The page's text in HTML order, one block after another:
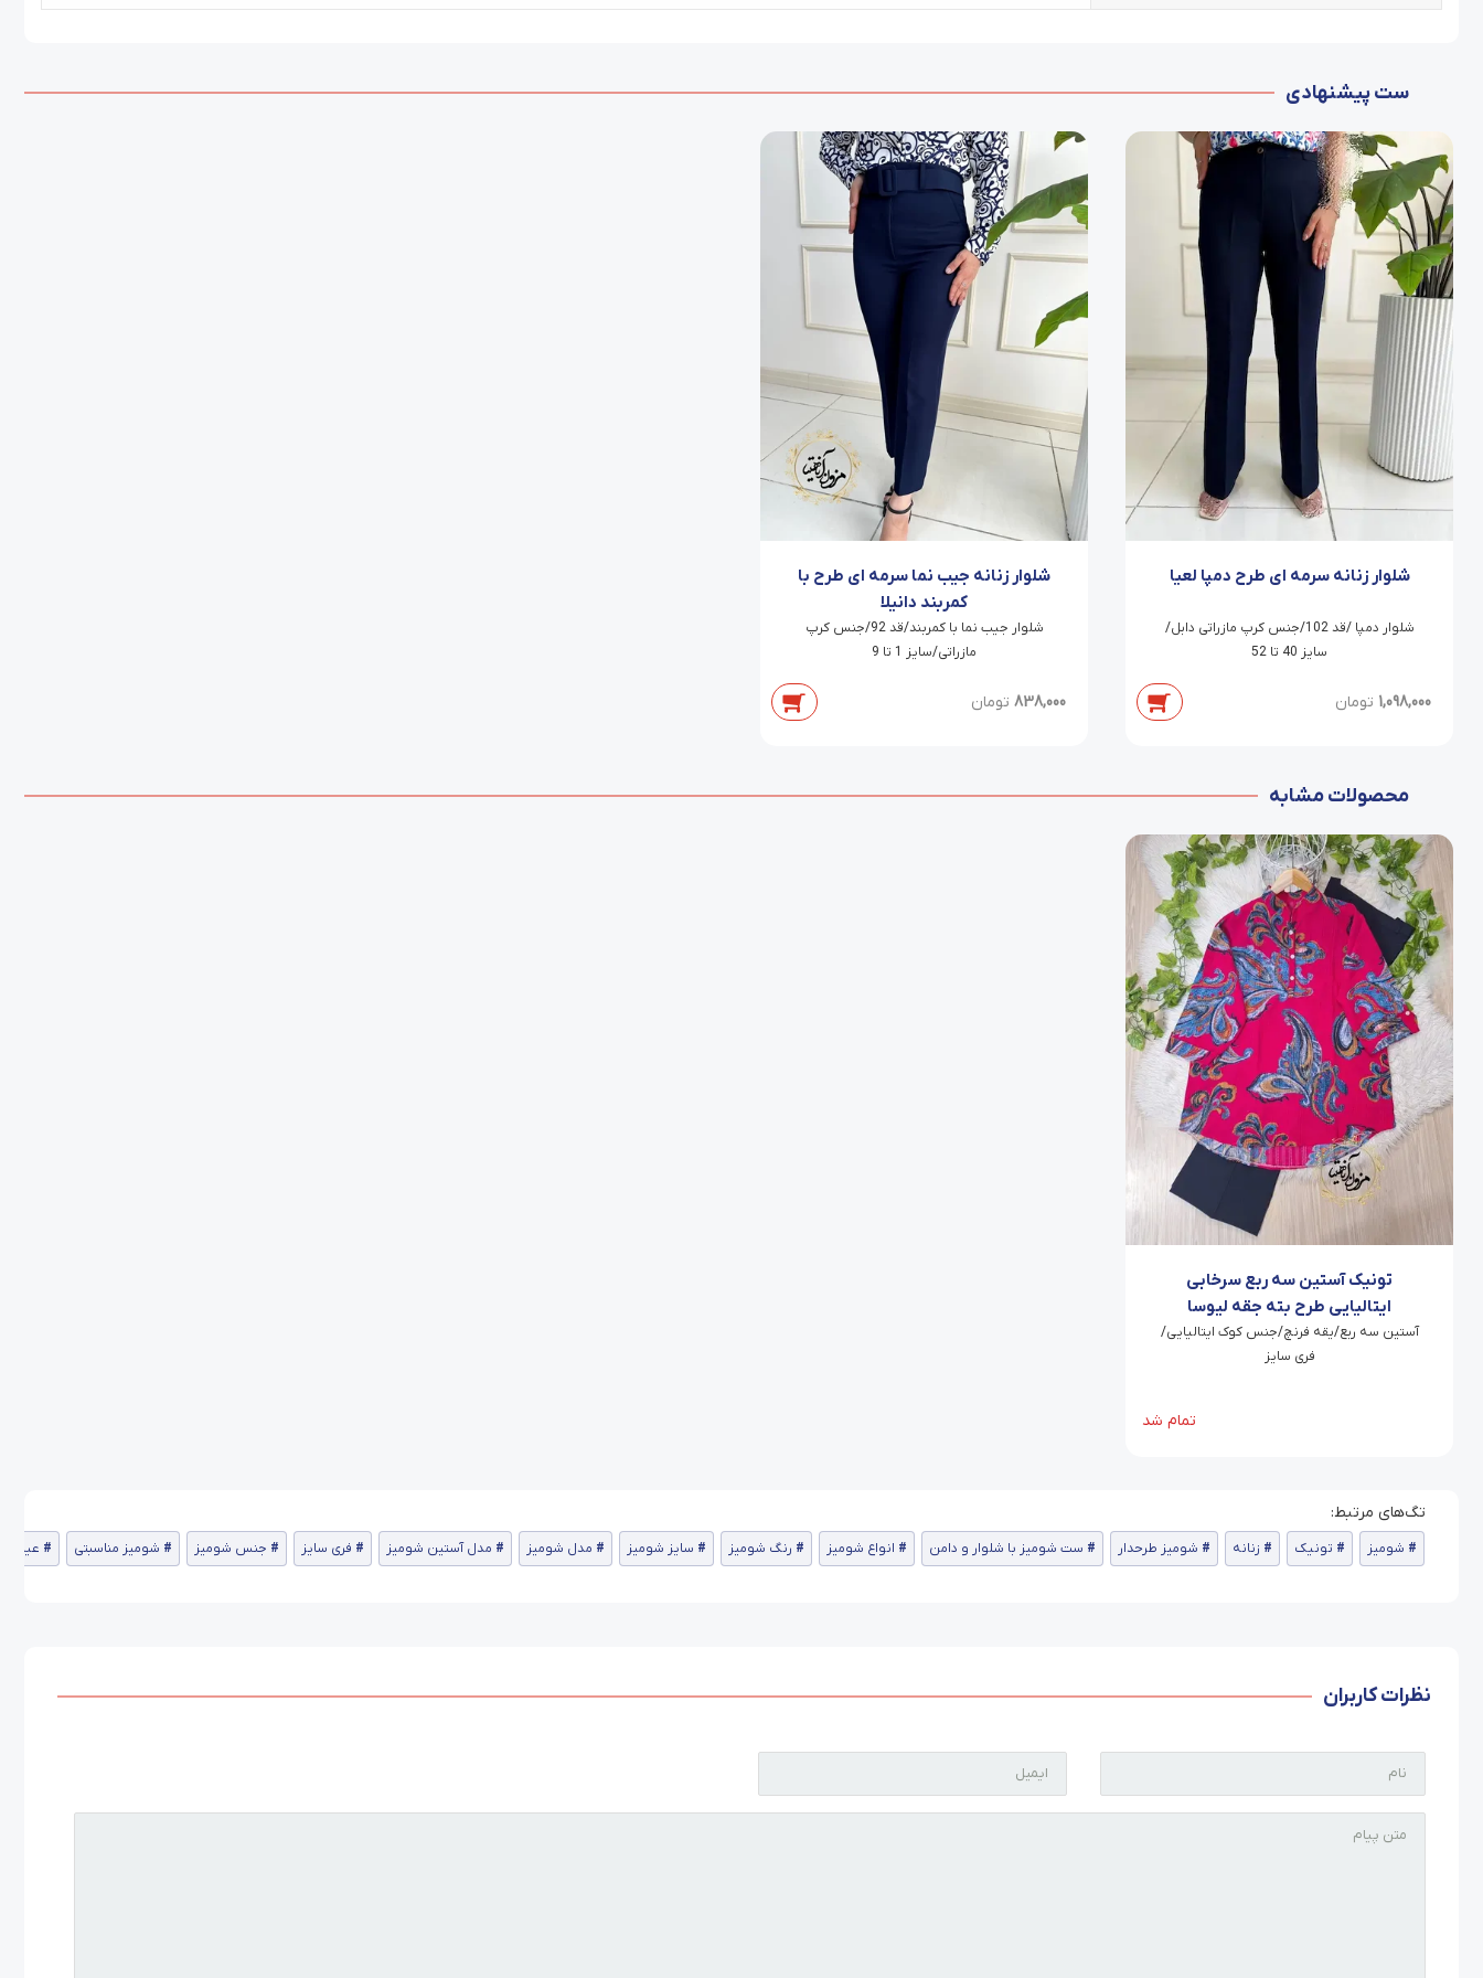
ست پیشنهادی
شلوار زنانه سرمه ای طرح دمپا لعیا
شلوار دمپا /قد 102/جنس کرپ مازراتی دابل/
سایز 40 تا 52
1,098,000 تومان
شلوار زنانه جیب نما سرمه ای طرح با
کمربند دانیلا
شلوار جیب نما با کمربند/قد 92/جنس کرپ
مازراتی/سایز 1 تا 9
838,000 تومان
محصولات مشابه
تونیک آستین سه ربع سرخابی
ایتالیایی طرح بته جقه لیوسا
آستین سه ربع/یقه فرنچ/جنس کوک ایتالیایی/
فری سایز
تمام شد
شومیز تونیک زنانه شومیز طرحدار ست شومیز با شلوار و دامن انواع شومیز رنگ شومیز سایز شومیز مدل شومیز مدل آستین شومیز فری سایز جنس شومیز شومیز مناسبتی عید
نظرات کاربران